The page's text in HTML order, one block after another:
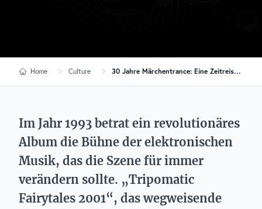
Home Culture 30 Jahre Märchentrance: Eine Zeitreise mit Jam & Spoon und „Tripomatic Fairytales“
Im Jahr 1993 betrat ein revolutionäres
Album die Bühne der elektronischen
Musik, das die Szene für immer
verändern sollte. „Tripomatic
Fairytales 2001“, das wegweisende